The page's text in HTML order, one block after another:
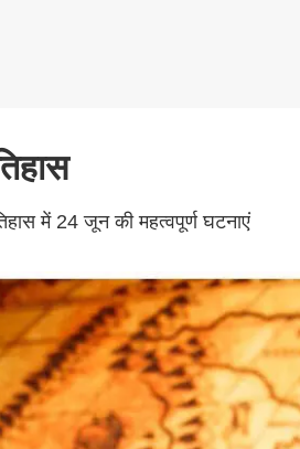
में 24 जून की महत्वपूर्ण घटनाएं